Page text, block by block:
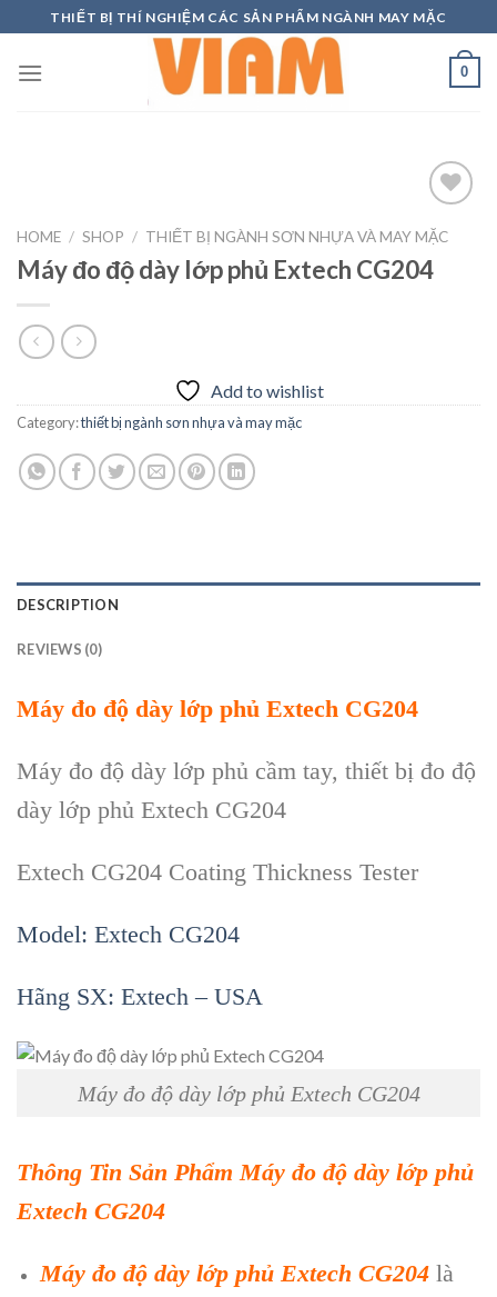
to
content
THIẾT BỊ THÍ NGHIỆM CÁC SẢN PHẨM NGÀNH MAY MẶC
0
Add to
wishlist
HOME / SHOP / THIẾT BỊ NGÀNH SƠN NHỰA VÀ MAY MẶC
Máy đo độ dày lớp phủ Extech CG204
Add to wishlist
Category:thiết bị ngành sơn nhựa và may mặc
DESCRIPTION
REVIEWS (0)
Máy đo độ dày lớp phủ Extech CG204
Máy đo độ dày lớp phủ cầm tay, thiết bị đo độ
dày lớp phủ Extech CG204
Extech CG204 Coating Thickness Tester
Model: Extech CG204
Hãng SX: Extech – USA
Máy đo độ dày lớp phủ Extech CG204
Thông Tin Sản Phẩm Máy đo độ dày lớp phủ
Extech CG204
Máy đo độ dày lớp phủ Extech CG204 là